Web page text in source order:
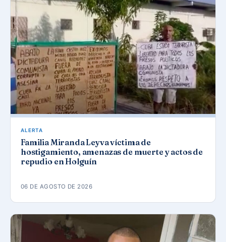
ALERTA
Familia Miranda Leyva víctima de
hostigamiento, amenazas de muerte y actos de
repudio en Holguín
06 DE AGOSTO DE 2026